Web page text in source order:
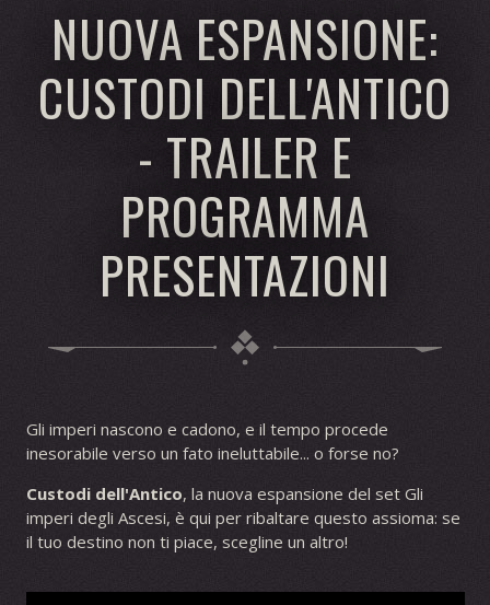
NUOVA ESPANSIONE:
CUSTODI DELL'ANTICO
- TRAILER E
PROGRAMMA
PRESENTAZIONI
Gli imperi nascono e cadono, e il tempo procede
inesorabile verso un fato ineluttabile... o forse no?
Custodi dell'Antico, la nuova espansione del set Gli
imperi degli Ascesi, è qui per ribaltare questo assioma: se
il tuo destino non ti piace, scegline un altro!